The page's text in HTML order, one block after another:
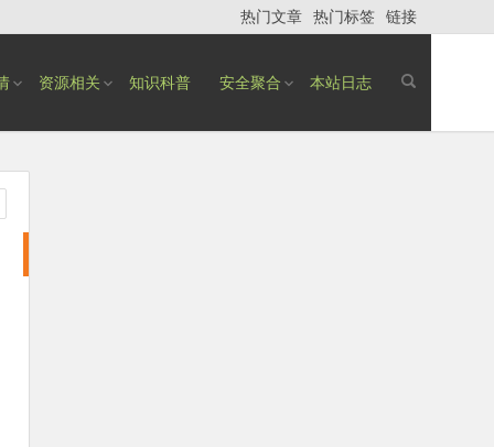
热门文章 热门标签 链接
资源相关 知识科普 安全聚合 本站日志